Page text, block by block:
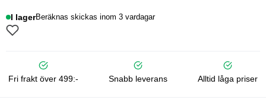
I lagerBeräknas skickas inom 3 vardagar
Fri frakt över 499:- Snabb leverans Alltid låga priser